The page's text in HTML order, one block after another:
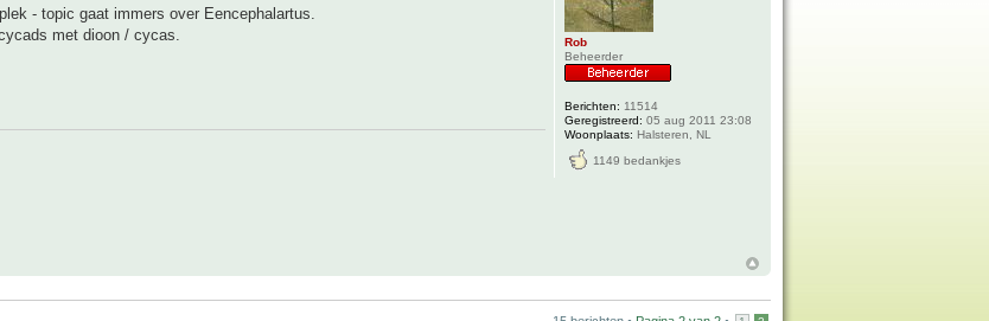
- topic gaat immers over Eencephalartus.
met dioon / cycas.
Rob
Beheerder
Berichten: 11514
Geregistreerd: 05 aug 2011 23:08
Woonplaats: Halsteren, NL
1149 bedankjes